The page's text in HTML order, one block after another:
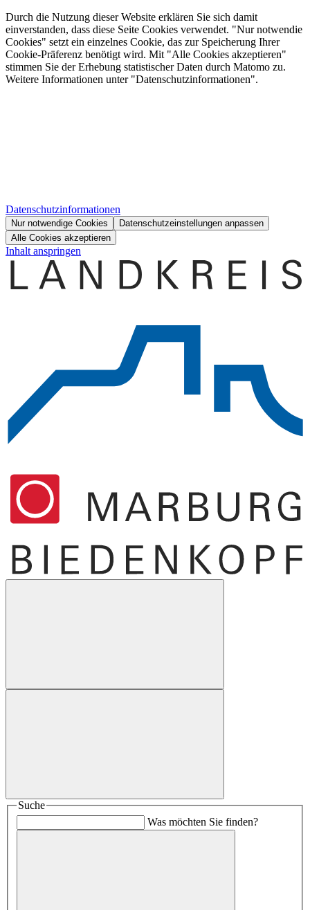
Durch die Nutzung dieser Website erklären Sie sich damit
einverstanden, dass diese Seite Cookies verwendet. "Nur notwendie
Cookies" setzt ein einzelnes Cookie, das zur Speicherung Ihrer
Cookie-Präferenz benötigt wird. Mit "Alle Cookies akzeptieren"
stimmen Sie der Erhebung statistischer Daten durch Matomo zu.
Weitere Informationen unter "Datenschutzinformationen".
Datenschutzinformationen
Nur notwendige Cookies
Datenschutzeinstellungen anpassen
Alle Cookies akzeptieren
Inhalt anspringen
Suche
Was möchten Sie finden?